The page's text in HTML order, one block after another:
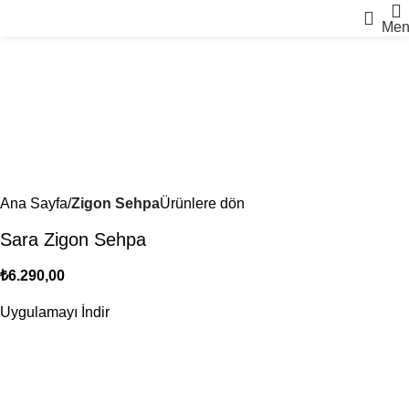
Ana Sayfa Zigon SehpaÜrünlere dön
Sara Zigon Sehpa
₺6.290,00
Uygulamayı İndir